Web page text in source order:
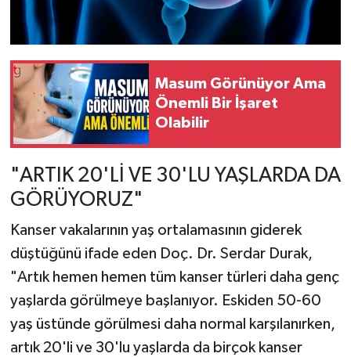
Masum Görünüyor Ama
Önemli Bir İşaret
Olabilir
"ARTIK 20'Lİ VE 30'LU YAŞLARDA DA
GÖRÜYORUZ"
Kanser vakalarının yaş ortalamasının giderek
düştüğünü ifade eden Doç. Dr. Serdar Durak,
"Artık hemen hemen tüm kanser türleri daha genç
yaşlarda görülmeye başlanıyor. Eskiden 50-60
yaş üstünde görülmesi daha normal karşılanırken,
artık 20'li ve 30'lu yaşlarda da birçok kanser